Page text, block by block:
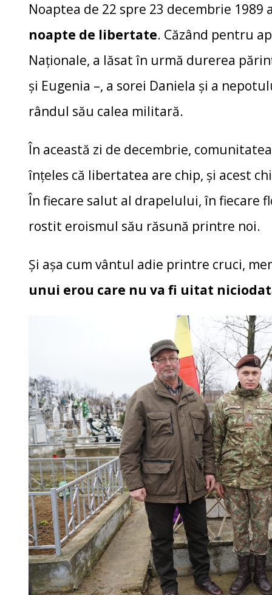
Noaptea de 22 spre 23 decembrie 1989
noapte de libertate. Căzând pentru
Naționale, a lăsat în urmă durerea
și Eugenia –, a sorei Daniela și a
rândul său calea militară.
În această zi de decembrie,
înțeles că libertatea are chip, și acest
În fiecare salut al drapelului, în fiecare
rostit eroismul său răsună printre noi.
Și așa cum vântul adie printre cruci,
unui erou care nu va fi uitat